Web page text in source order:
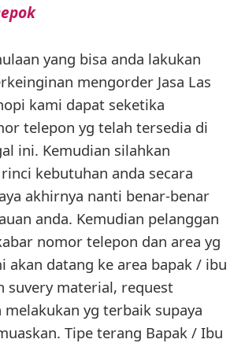
yang bisa anda lakukan
mengorder Jasa Las
kami dapat seketika
telepon yg telah tersedia di
ini. Kemudian silahkan
kebutuhan anda secara
akhirnya nanti benar-benar
anda. Kemudian pelanggan
nomor telepon dan area yg
akan datang ke area bapak / ibu
suvery material, request
yg terbaik supaya
Tipe terang Bapak / Ibu